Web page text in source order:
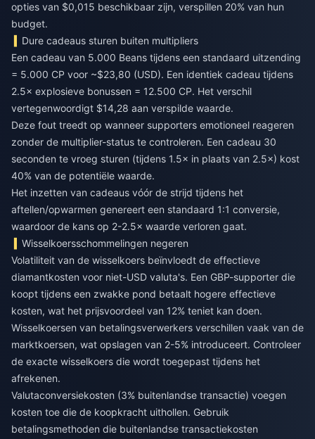
opties van $0,015 beschikbaar zijn, verspillen 20% van hun
budget.
Dure cadeaus sturen buiten multipliers
Een cadeau van 5.000 Beans tijdens een standaard uitzending
= 5.000 CP voor ~$23,80 (USD). Een identiek cadeau tijdens
2.5× explosieve bonussen = 12.500 CP. Het verschil
vertegenwoordigt $14,28 aan verspilde waarde.
Deze fout treedt op wanneer supporters emotioneel reageren
zonder de multiplier-status te controleren. Een cadeau 30
seconden te vroeg sturen (tijdens 1.5× in plaats van 2.5×) kost
40% van de potentiële waarde.
Het inzetten van cadeaus vóór de strijd tijdens het
aftellen/opwarmen genereert een standaard 1:1 conversie,
waardoor de kans op 2-2.5× waarde verloren gaat.
Wisselkoersschommelingen negeren
Volatiliteit van de wisselkoers beïnvloedt de effectieve
diamantkosten voor niet-USD valuta's. Een GBP-supporter die
koopt tijdens een zwakke pond betaalt hogere effectieve
kosten, wat het prijsvoordeel van 12% teniet kan doen.
Wisselkoersen van betalingsverwerkers verschillen vaak van de
marktkoersen, wat opslagen van 2-5% introduceert. Controleer
de exacte wisselkoers die wordt toegepast tijdens het
afrekenen.
Valutaconversiekosten (3% buitenlandse transactie) voegen
kosten toe die de koopkracht uithollen. Gebruik
betalingsmethoden die buitenlandse transactiekosten